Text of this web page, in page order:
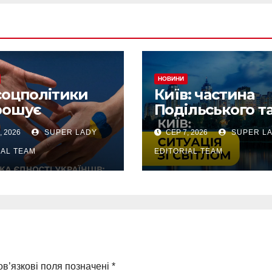
до
2026 SUPER LADY
TEAM
НОВИНИ
Київ: частина
Подільського
Оболонського
районів
без світла
аварію
СЕР 7, 2026 SUPER
EDITORIAL TEAM
поля позначені *